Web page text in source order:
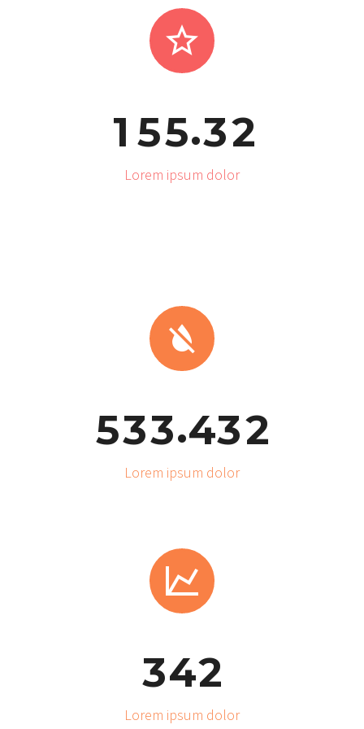


1 55.32
Lorem ipsum dolor


533.432
Lorem ipsum dolor


342
Lorem ipsum dolor